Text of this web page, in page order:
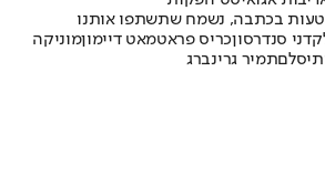
בכתבה, נשמח שתשתפו אותנו
דני סנדרסוןכריס פראטמאט דיימוןמוניקה
תיסלםתמיר גרינברג